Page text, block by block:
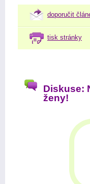
doporučit
tisk stránky
Diskuse:
ženy!